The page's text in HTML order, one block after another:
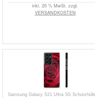
inkl. 20 % MwSt. zzgl.
VERSANDKOSTEN
Samsung Galaxy S21 Ultra 5G